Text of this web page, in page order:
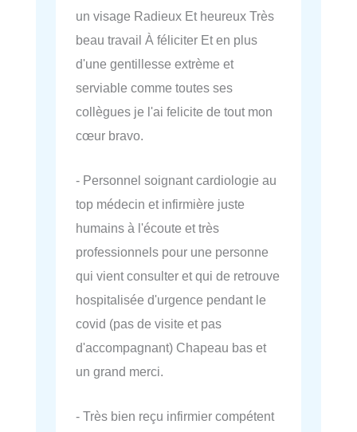
un visage Radieux Et heureux Très
beau travail À féliciter Et en plus
d'une gentillesse extrème et
serviable comme toutes ses
collègues je l'ai felicite de tout mon
cœur bravo.
- Personnel soignant cardiologie au
top médecin et infirmière juste
humains à l'écoute et très
professionnels pour une personne
qui vient consulter et qui de retrouve
hospitalisée d'urgence pendant le
covid (pas de visite et pas
d'accompagnant) Chapeau bas et
un grand merci.
- Très bien reçu infirmier compétent